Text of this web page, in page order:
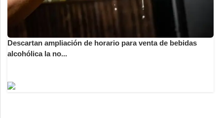
Descartan ampliación de horario para venta de bebidas
alcohólica la no...